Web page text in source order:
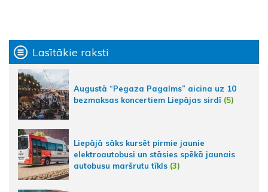
Lasītākie raksti
Augustā “Pegaza Pagalms” aicina uz 10
bezmaksas koncertiem Liepājas sirdī (5)
Liepājā sāks kursēt pirmie jaunie
elektroautobusi un stāsies spēkā jaunais
autobusu maršrutu tīkls (3)